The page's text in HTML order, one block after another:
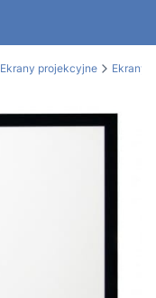
Ekrany projekcyjne Ekrany